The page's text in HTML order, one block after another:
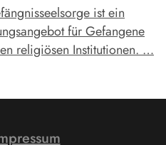
ist ein
für Gefangene
religiösen Institutionen. …